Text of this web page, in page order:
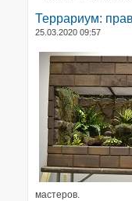
Террариум:
25.03.2020 09:57
мастеров.